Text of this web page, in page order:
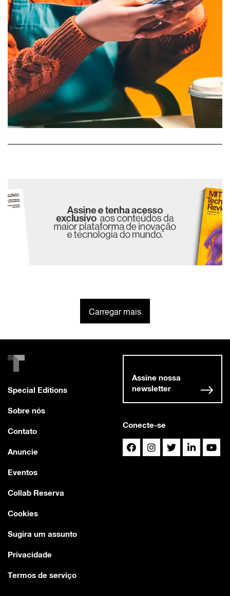
Carregar mais
Special Editions
Sobre nós
Contato
Anuncie
Eventos
Collab Reserva
Cookies
Sugira um assunto
Privacidade
Termos de serviço
Conecte-se
Assine nossa
newsletter